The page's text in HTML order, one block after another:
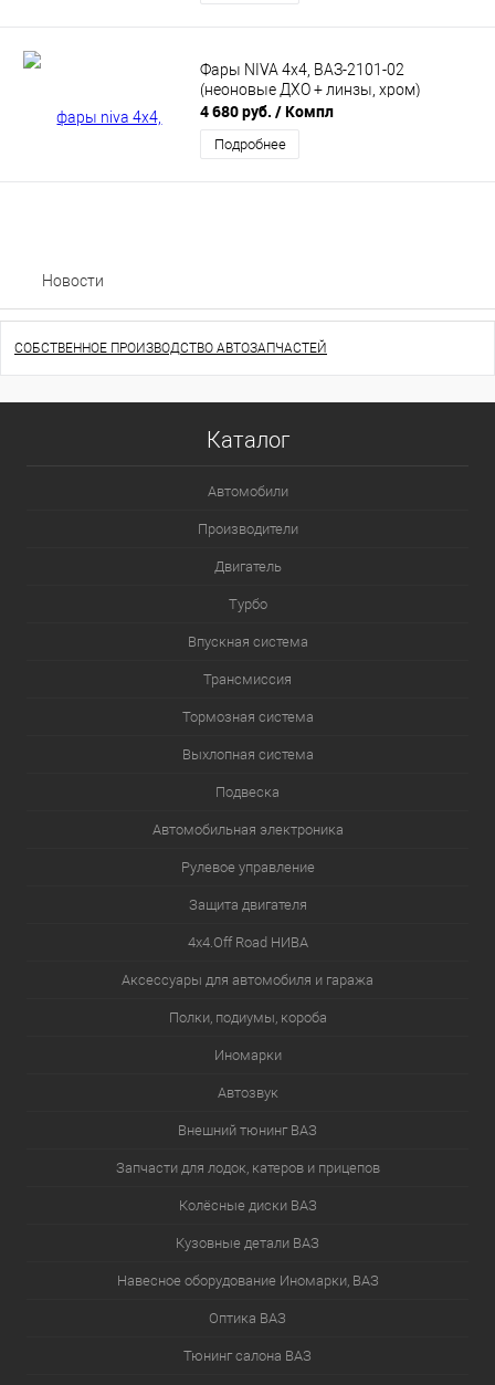
Фары NIVA 4x4, ВАЗ-2101-02
(неоновые ДХО + линзы, хром)
4 680 руб. / Компл
Подробнее
Новости
СОБСТВЕННОЕ ПРОИЗВОДСТВО АВТОЗАПЧАСТЕЙ
Каталог
Автомобили
Производители
Двигатель
Турбо
Впускная система
Трансмиссия
Тормозная система
Выхлопная система
Подвеска
Автомобильная электроника
Рулевое управление
Защита двигателя
4х4.Off Road НИВА
Аксессуары для автомобиля и гаража
Полки, подиумы, короба
Иномарки
Автозвук
Внешний тюнинг ВАЗ
Запчасти для лодок, катеров и прицепов
Колёсные диски ВАЗ
Кузовные детали ВАЗ
Навесное оборудование Иномарки, ВАЗ
Оптика ВАЗ
Тюнинг салона ВАЗ